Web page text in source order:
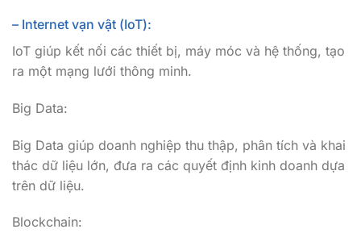
– Internet vạn vật (IoT):
IoT giúp kết nối các thiết bị, máy móc và hệ thống, tạo
ra một mạng lưới thông minh.
Big Data:
Big Data giúp doanh nghiệp thu thập, phân tích và khai
thác dữ liệu lớn, đưa ra các quyết định kinh doanh dựa
trên dữ liệu.
Blockchain: